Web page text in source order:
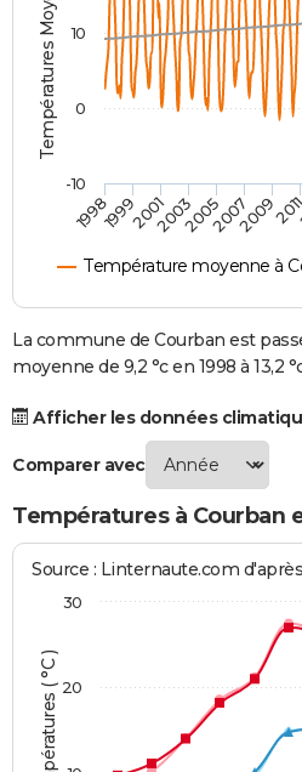
Destinations
City break
Voyage nature
Voyage de noces
Forum
Climat
PHOTO
GUIDES D'ACHAT
BONS PLANS
CARTE DE VOEUX
Carte de Noël
Carte Bonne année
Carte Saint-Valentin
Carte Pâques
Carte d'anniversaire
DICTIONNAIRE
Dictionnaire
Biographies
Citations
Expressions
Proverbes
PROGRAMME TV
S'inscrire
Se connecter
Lycées
Collèges
Primaires
Universités
Entreprises
Service militaire
Avis de recherche
AVIS DE DÉCÈS
FORUM
Bricolage
Lifestyle
Culture
Sport
Auto
Television
Voyage
Cinema
Température moyenne à
1998199920012003200520072009
-10
0
10
La commune de Courban est
moyenne de 9,2 °c en 1998 à 13,2
Afficher les données
Comparer avec
Températures à Courban
Températures ( °C )
Source : Linternaute.com
20
30